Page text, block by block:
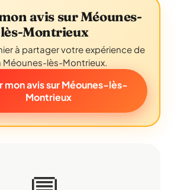
avis sur Méounes-
lès-Montrieux
à partager votre expérience de
Méounes-lès-Montrieux.
mon avis sur Méounes-lès-
Montrieux